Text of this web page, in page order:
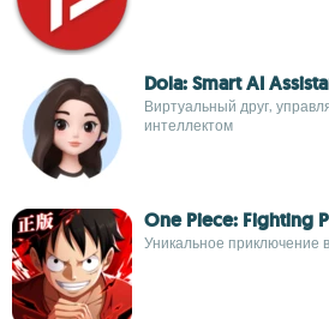
Dola: Smart AI
Виртуальный друг,
интеллектом
One Piece: Fighting
Уникальное приключение